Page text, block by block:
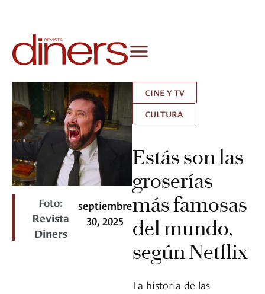
Foto:
Revista
Diners
septiembre
30, 2025
CINE Y TV
CULTURA
Estás son las
groserías
más famosas
del mundo,
según Netflix
La historia de las